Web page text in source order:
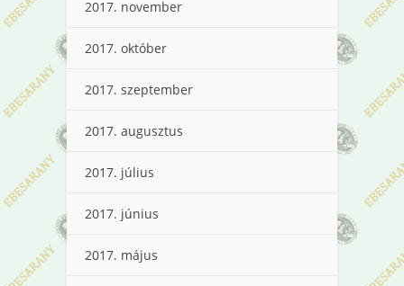
2017. november
2017. október
2017. szeptember
2017. augusztus
2017. július
2017. június
2017. május